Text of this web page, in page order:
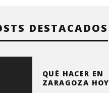
DESTACADOS
QUÉ HACER EN
ZARAGOZA HOY